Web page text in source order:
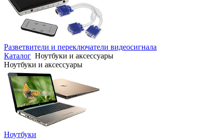
Разветвители и переключатели видеосигнала
Каталог Ноутбуки и аксессуары
Ноутбуки и аксессуары
Ноутбуки